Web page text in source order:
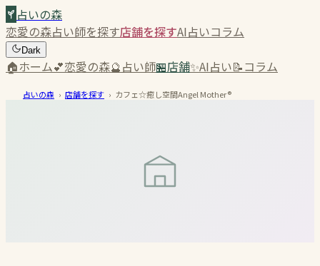
占いの森
恋愛の森占い師を探す店舗を探すAI占いコラム
Dark
🏠ホーム💕恋愛の森🔮占い師🏪店舗✨AI占い📝コラム
占いの森 › 店舗を探す › カフェ☆癒し空間Angel Mother®